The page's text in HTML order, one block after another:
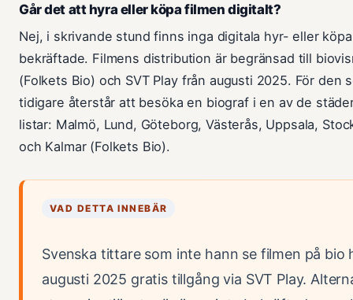
Går det att hyra eller köpa filmen digitalt?
Nej, i skrivande stund finns inga digitala hyr- eller
bekräftade. Filmens distribution är begränsad till
(Folkets Bio) och SVT Play från augusti 2025. För den
tidigare återstår att besöka en biograf i en av de
listar: Malmö, Lund, Göteborg, Västerås, Uppsala,
och Kalmar (Folkets Bio).
VAD DETTA INNEBÄR
Svenska tittare som inte hann se filmen på bio
augusti 2025 gratis tillgång via SVT Play.